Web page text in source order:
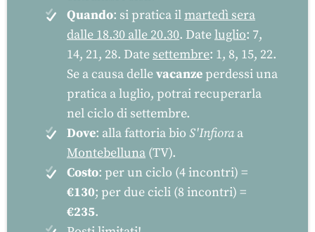
Quando: si pratica ilmartedì sera
dalle 18.30 alle 20.30. Dateluglio: 7,
14, 21, 28. Date settembre: 1, 8, 15, 22.
Se a causa dellevacanzeperdessi una
pratica a luglio, potrai recuperarla
nel ciclo di settembre.
Dove: alla fattoria bio S'Infioraa
Montebelluna (TV).
Costo: per un ciclo (4 incontri) =
€130; per due cicli (8 incontri) =
€235.